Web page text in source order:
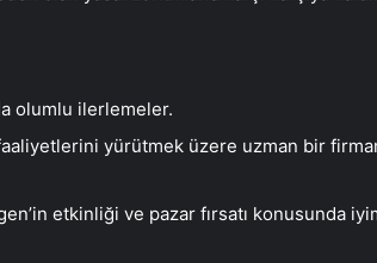
olumlu ilerlemeler.
yürütmek üzere uzman bir
etkinliği ve pazar fırsatı konusunda